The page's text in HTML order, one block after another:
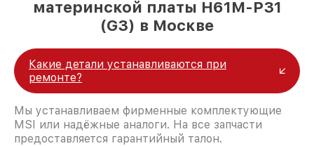
материнской платы H61M-P31
(G3) в Москве
Какие детали устанавливаются при
ремонте?
Мы устанавливаем фирменные комплектующие
MSI или надёжные аналоги. На все запчасти
предоставляется гарантийный талон.